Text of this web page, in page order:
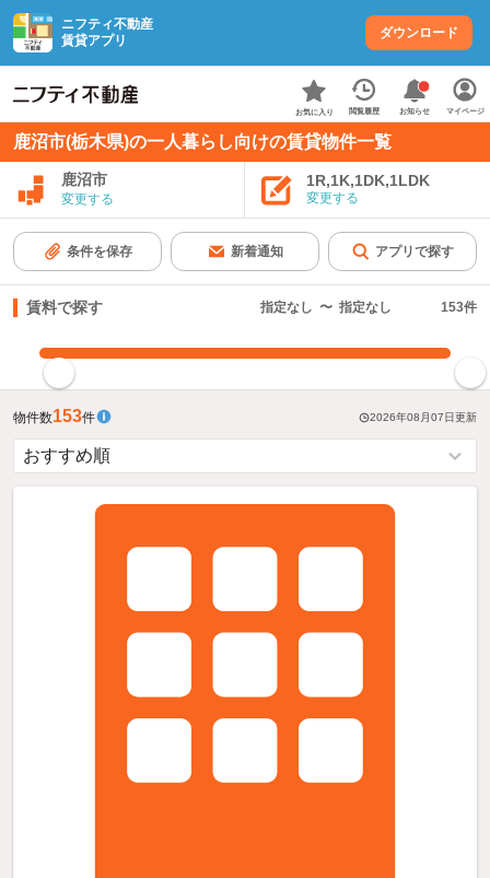
ニフティ不動産
賃貸アプリ
ダウンロード
お気に入り 閲覧履歴 お知らせ マイページ
鹿沼市(栃木県)の一人暮らし向けの賃貸物件一覧
鹿沼市
変更する
1R,1K,1DK,1LDK
変更する
条件を保存 新着通知 アプリで探す
賃料で探す 指定なし 〜 指定なし 153件
物件数153件 2026年08月07日更新